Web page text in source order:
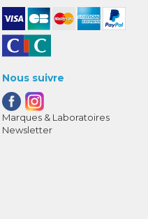
Nous suivre
Marques & Laboratoires
Newsletter